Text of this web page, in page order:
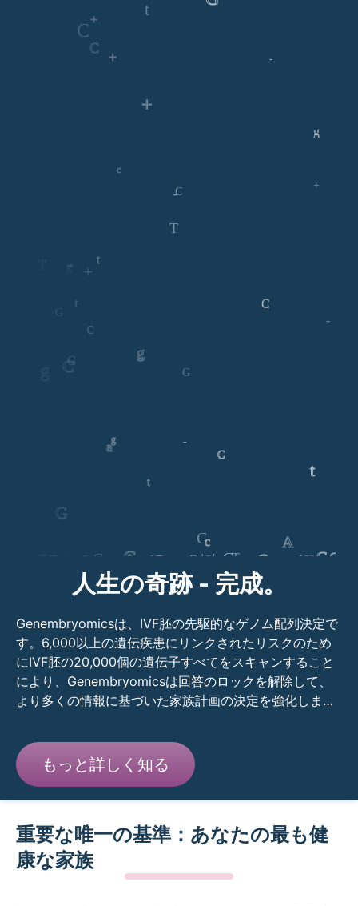
人生の奇跡 - 完成。
Genembryomicsは、IVF胚の先駆的なゲノム配列決定で
す。6,000以上の遺伝疾患にリンクされたリスクのため
にIVF胚の20,000個の遺伝子すべてをスキャンすること
により、Genembryomicsは回答のロックを解除して、
より多くの情報に基づいた家族計画の決定を強化しま
もっと詳しく知る
重要な唯一の基準：あなたの最も健
康な家族